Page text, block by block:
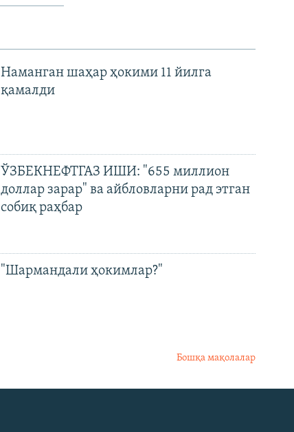
Наманган шаҳар ҳокими 11 йилга
қамалди
ЎЗБЕКНЕФТГАЗ ИШИ: "655 миллион
доллар зарар" ва айбловларни рад этган
собиқ раҳбар
"Шармандали ҳокимлар?"
Бошқа мақолалар